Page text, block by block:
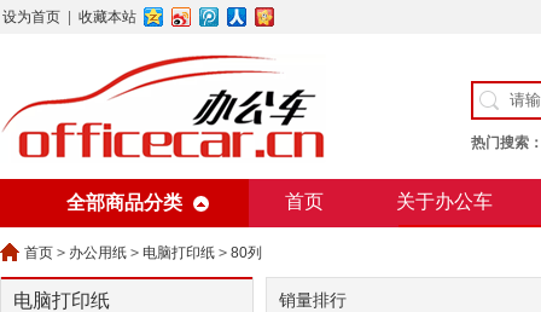
设为首页 收藏本站
热门搜索
全部商品分类 首页 关于办公车
首页 > 办公用纸 > 电脑打印纸 > 80列
电脑打印纸 销量排行